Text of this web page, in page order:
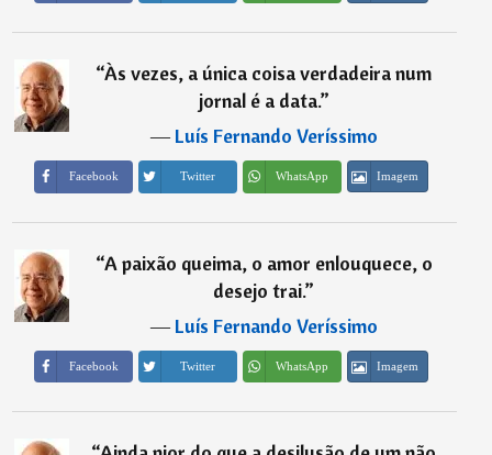
“Às vezes, a única coisa verdadeira num
jornal é a data.”
―Luís Fernando Veríssimo
Facebook Twitter WhatsApp Imagem
“A paixão queima, o amor enlouquece, o
desejo trai.”
―Luís Fernando Veríssimo
Facebook Twitter WhatsApp Imagem